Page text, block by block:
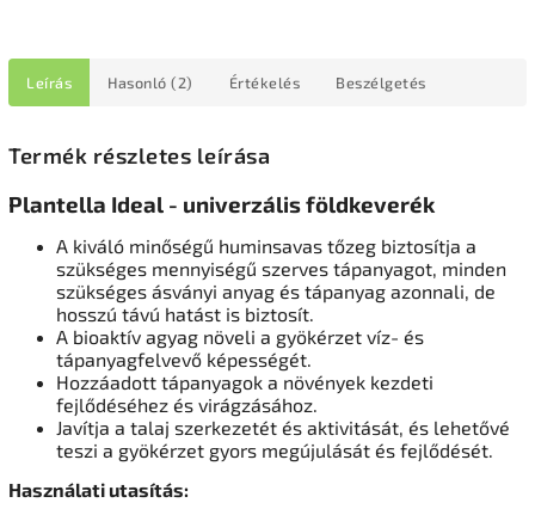
Leírás Hasonló (2) Értékelés Beszélgetés
Termék részletes leírása
Plantella Ideal - univerzális földkeverék
A kiváló minőségű huminsavas tőzeg biztosítja a
szükséges mennyiségű szerves tápanyagot, minden
szükséges ásványi anyag és tápanyag azonnali, de
hosszú távú hatást is biztosít.
A bioaktív agyag növeli a gyökérzet víz- és
tápanyagfelvevő képességét.
Hozzáadott tápanyagok a növények kezdeti
fejlődéséhez és virágzásához.
Javítja a talaj szerkezetét és aktivitását, és lehetővé
teszi a gyökérzet gyors megújulását és fejlődését.
Használati utasítás: